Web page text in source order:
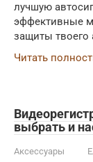
лучшую
эффективные
защиты твоего
Читать
выбрать и
Аксессуары